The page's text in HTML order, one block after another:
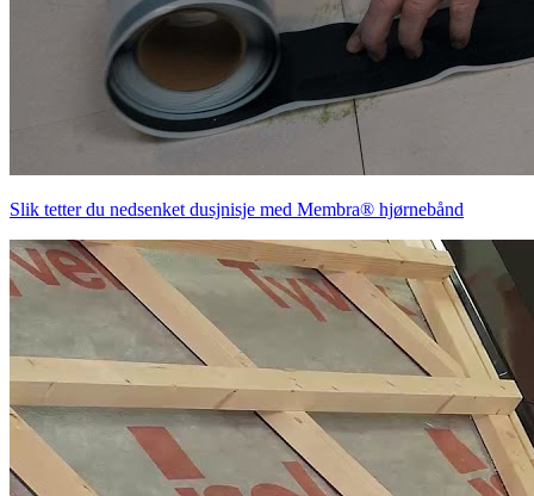
Slik tetter du nedsenket dusjnisje med Membra® hjørnebånd